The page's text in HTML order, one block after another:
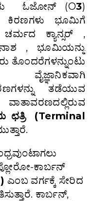
ಓಜೋನ್ (O3)
ಕಿರಣಗಳು ಭೂಮಿಗೆ
ಚರ್ಮದ ಕ್ಯಾನ್ಸರ್ ,
, ಭೂಮಿಯನ್ನು
ತೊಂದರೆಗಳನ್ನುಂಟು
ತಡೆಯುವ
ಛತ್ರಿ
(Terminal
ಕಾರ್ಬನ್
ಎಂಬ ವರ್ಗಕ್ಕೆ ಸೇರಿದ
ಕಾರ್ಬನ್,